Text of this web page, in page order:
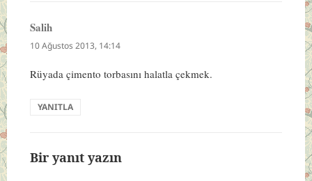
Salihdedi
ki:
10 Ağustos 2013, 14:14
Rüyada çimento torbasını halatla çekmek.
YANITLA
Bir yanıt yazın